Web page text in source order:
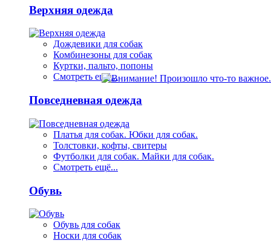
Верхняя одежда
Дождевики для собак
Комбинезоны для собак
Куртки, пальто, попоны
Смотреть ещё...
Повседневная одежда
Платья для собак. Юбки для собак.
Толстовки, кофты, свитеры
Футболки для собак. Майки для собак.
Смотреть ещё...
Обувь
Обувь для собак
Носки для собак